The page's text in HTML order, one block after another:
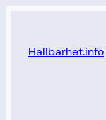
innehåll
Hallbarhet.info